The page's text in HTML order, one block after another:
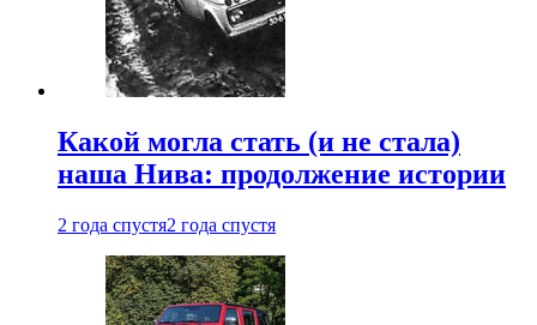
Какой могла стать (и не стала)
наша Нива: продолжение истории
2 года спустя2 года спустя